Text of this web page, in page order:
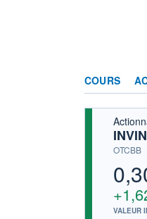
COURS
OTCBB
VALEUR